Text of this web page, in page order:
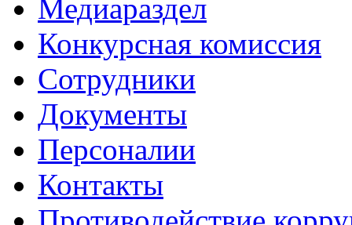
Медиараздел
Конкурсная комиссия
Сотрудники
Документы
Персоналии
Контакты